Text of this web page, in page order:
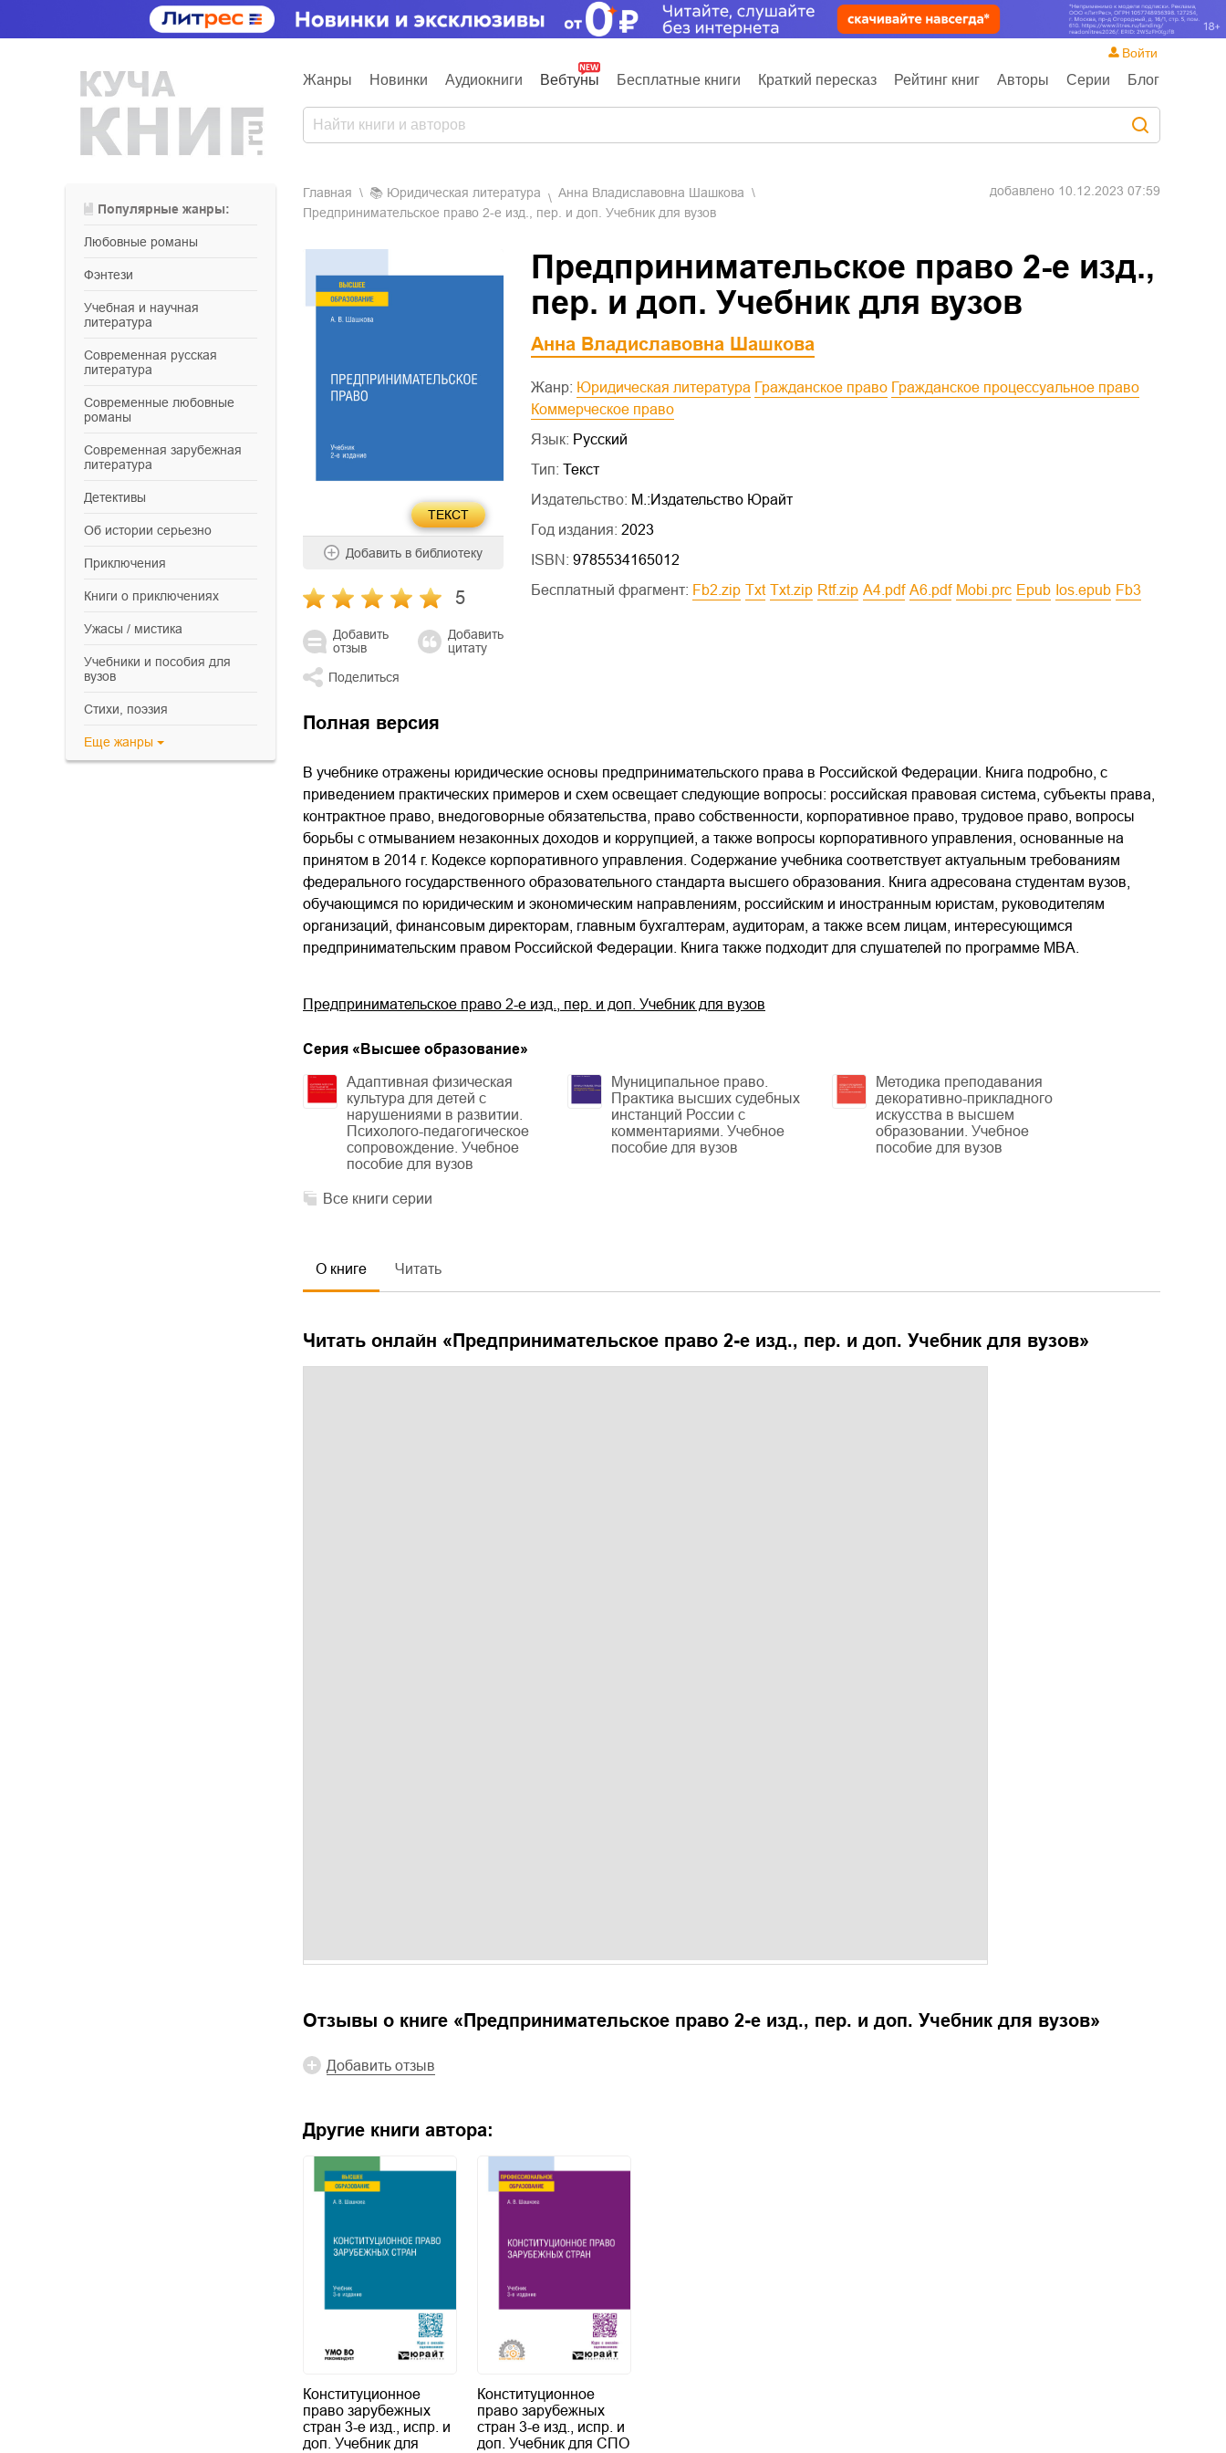
Жанры Новинки Аудиокниги Вебтуны Бесплатные книги Краткий пересказ Рейтинг книг Авторы Серии Блог
Войти
Популярные жанры:
любовные романы
фэнтези
учебная и научная
литература
современная русская
литература
современные любовные
романы
современная зарубежная
литература
детективы
об истории серьезно
приключения
книги о приключениях
ужасы / мистика
учебники и пособия для
вузов
cтихи, поэзия
Еще жанры
Главная 📚 юридическая литература
Анна Владиславовна Шашкова
Предпринимательское право 2-е изд., пер. и доп. Учебник для вузов
добавлено 10.12.2023 07:59
ТЕКСТ
Добавить в библиотеку
5
Добавить
отзыв
Добавить
цитату
Поделиться
Предпринимательское право 2-е изд.,
пер. и доп. Учебник для вузов
Анна Владиславовна Шашкова
Жанр: Юридическая литература Гражданское право
Гражданское процессуальное право
Коммерческое право
Язык: Русский
Тип: Текст
Издательство: М.:Издательство Юрайт
Год издания: 2023
ISBN: 9785534165012
Бесплатный фрагмент:
fb2.zip txt txt.zip rtf.zip a4.pdf a6.pdf mobi.prc epub ios.epub fb3
Полная версия
В учебнике отражены юридические основы предпринимательского права в Российской Федерации. Книга подробно, с
приведением практических примеров и схем освещает следующие вопросы: российская правовая система, субъекты права,
контрактное право, внедоговорные обязательства, право собственности, корпоративное право, трудовое право, вопросы
борьбы с отмыванием незаконных доходов и коррупцией, а также вопросы корпоративного управления, основанные на
принятом в 2014 г. Кодексе корпоративного управления. Содержание учебника соответствует актуальным требованиям
федерального государственного образовательного стандарта высшего образования. Книга адресована студентам вузов,
обучающимся по юридическим и экономическим направлениям, российским и иностранным юристам, руководителям
организаций, финансовым директорам, главным бухгалтерам, аудиторам, а также всем лицам, интересующимся
предпринимательским правом Российской Федерации. Книга также подходит для слушателей по программе MBA.
Предпринимательское право 2-е изд., пер. и доп. Учебник для вузов
Cерия « Высшее образование»
Адаптивная физическая
культура для детей с
нарушениями в развитии.
Психолого-педагогическое
сопровождение. Учебное
пособие для вузов
Муниципальное право.
Практика высших судебных
инстанций России с
комментариями. Учебное
пособие для вузов
Методика преподавания
декоративно-прикладного
искусства в высшем
образовании. Учебное
пособие для вузов
Все книги серии
О книге Читать
Читать онлайн « Предпринимательское право 2-е изд., пер. и доп. Учебник для вузов»
Отзывы о книге « Предпринимательское право 2-е изд., пер. и доп. Учебник для вузов»
Добавить отзыв
Другие книги автора:
Конституционное
право зарубежных
стран 3-е изд., испр. и
доп. Учебник для
Конституционное
право зарубежных
стран 3-е изд., испр. и
доп. Учебник для СПО